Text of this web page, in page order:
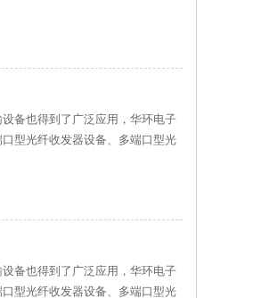
备也得到了广泛应用，华环电子
型光纤收发器设备、多端口型光
备也得到了广泛应用，华环电子
型光纤收发器设备、多端口型光